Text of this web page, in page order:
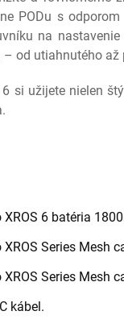
PODu s
na
od utiahnutého až
6 si užijete nielen
XROS 6 batéria
XROS Series Mesh
XROS Series Mesh
kábel.